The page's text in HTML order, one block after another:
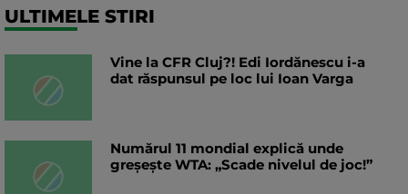
ULTIMELE STIRI
Vine la CFR Cluj?! Edi Iordănescu i-a
dat răspunsul pe loc lui Ioan Varga
Numărul 11 mondial explică unde
greșește WTA: „Scade nivelul de joc!”